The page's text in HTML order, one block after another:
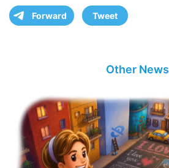
Forward Tweet
Other News